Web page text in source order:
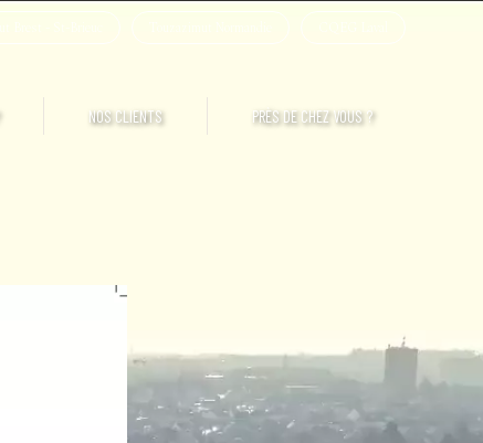
NOS CLIENTS PRÈS DE CHEZ VOUS ?